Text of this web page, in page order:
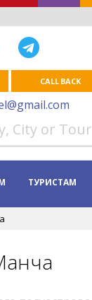
CALL BACK
ТУРИСТАМ